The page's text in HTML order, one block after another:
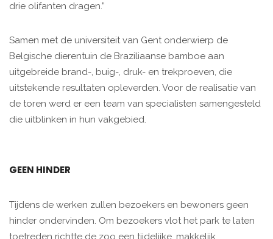
drie olifanten dragen.”
Samen met de universiteit van Gent onderwierp de
Belgische dierentuin de Braziliaanse bamboe aan
uitgebreide brand-, buig-, druk- en trekproeven, die
uitstekende resultaten opleverden. Voor de realisatie van
de toren werd er een team van specialisten samengesteld
die uitblinken in hun vakgebied.
GEEN HINDER
Tijdens de werken zullen bezoekers en bewoners geen
hinder ondervinden. Om bezoekers vlot het park te laten
toetreden richtte de zoo een tijdelijke, makkelijk